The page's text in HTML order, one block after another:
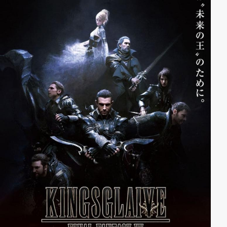
Hinterhalt gelockt hat und sein Volk vernichten